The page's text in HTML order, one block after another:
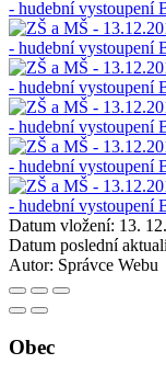
Datum vložení: 13.
Datum poslední
Autor: Správce Webu
Obec